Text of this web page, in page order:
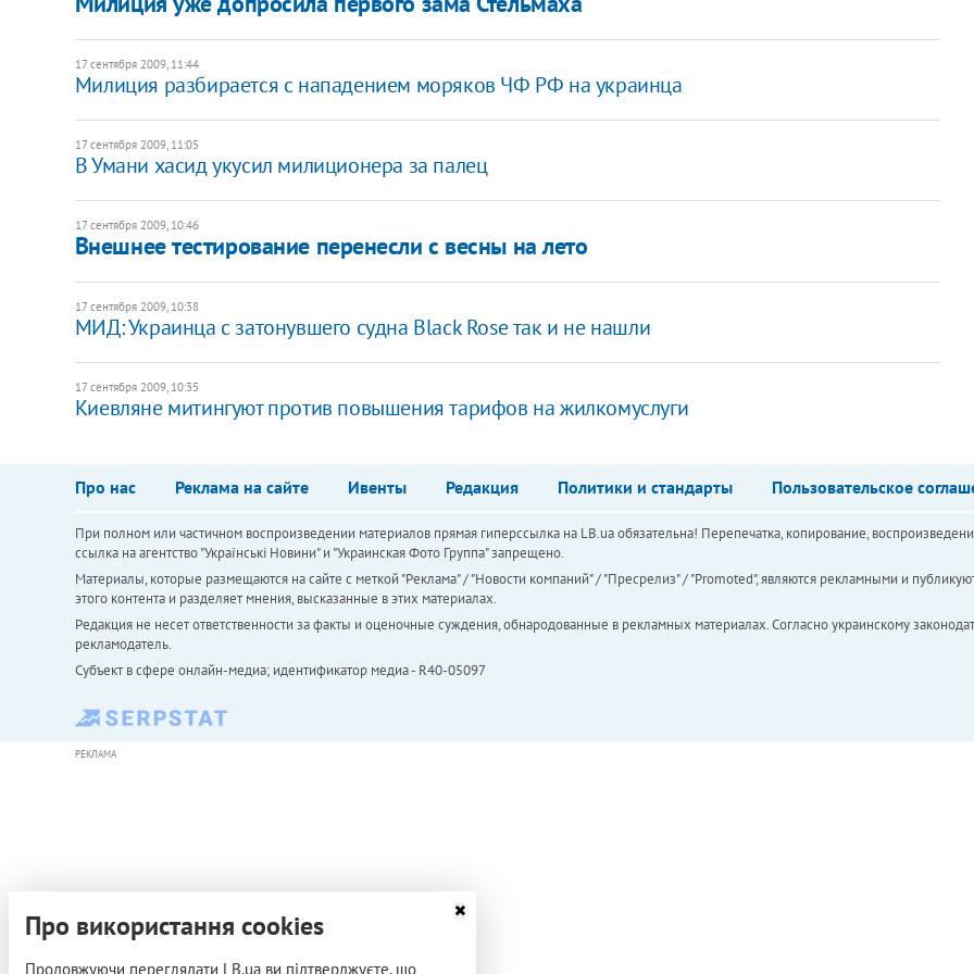
17 сентября 2009, 11:44
Милиция разбирается с нападением моряков ЧФ РФ на украинца
17 сентября 2009, 11:05
В Умани хасид укусил милиционера за палец
17 сентября 2009, 10:46
Внешнее тестирование перенесли с весны на лето
17 сентября 2009, 10:38
МИД: Украинца с затонувшего судна Black Rose так и не нашли
17 сентября 2009, 10:35
Киевляне митингуют против повышения тарифов на жилкомуслуги
Про нас Реклама на сайте Ивенты Редакция Политики и стандарты Пользовательское
При полном или частичном воспроизведении материалов прямая гиперссылка на LB.ua обязательна! Перепечатка, копирование,
ссылка на агентство "Українськi Новини" и "Украинская Фото Группа" запрещено.
Материалы, которые размещаются на сайте с меткой "Реклама" / "Новости компаний" / "Пресрелиз" / "Promoted", являются рекламными и
этого контента и разделяет мнения, высказанные в этих материалах.
Редакция не несет ответственности за факты и оценочные суждения, обнародованные в рекламных материалах. Согласно украинскому
рекламодатель.
Субъект в сфере онлайн-медиа; идентификатор медиа - R40-05097
РЕКЛАМА
Про використання cookies
Продовжуючи переглядати LB.ua ви підтверджуєте, що